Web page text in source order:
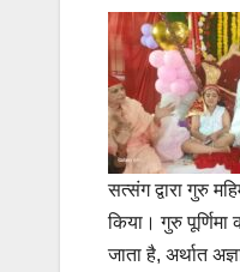
सत्संग द्वारा गुरु
किया। गुरु
जाता है, अर्थात